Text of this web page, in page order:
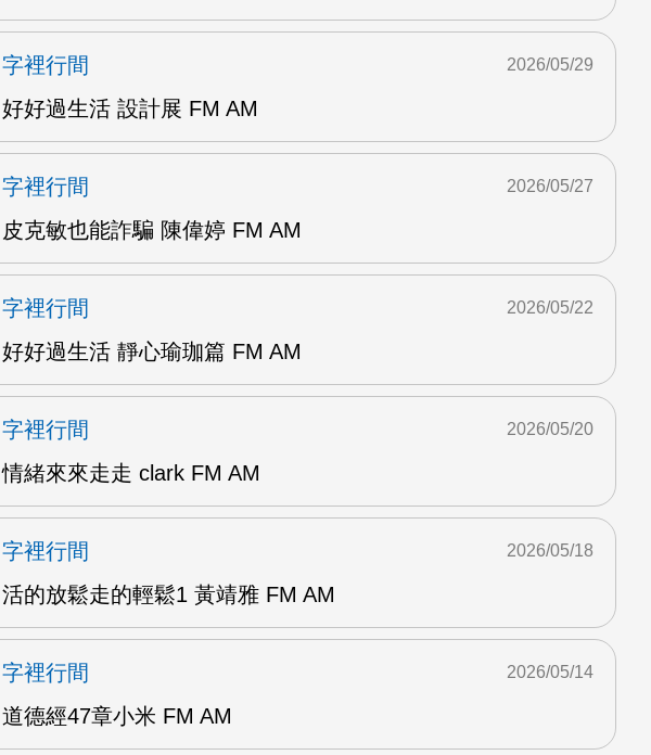
字裡行間
好好過生活 設計展 FM AM
2026/05/29
字裡行間
皮克敏也能詐騙 陳偉婷 FM AM
2026/05/27
字裡行間
好好過生活 靜心瑜珈篇 FM AM
2026/05/22
字裡行間
情緒來來走走 clark FM AM
2026/05/20
字裡行間
活的放鬆走的輕鬆1 黃靖雅 FM AM
2026/05/18
字裡行間
道德經47章小米 FM AM
2026/05/14